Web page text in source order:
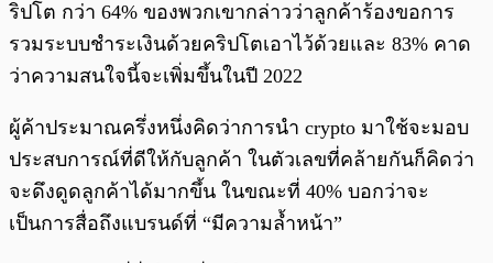
ริปโต กว่า 64% ของพวกเขากล่าวว่าลูกค้าร้องขอการ
รวมระบบชำระเงินด้วยคริปโตเอาไว้ด้วยและ 83% คาด
ว่าความสนใจนี้จะเพิ่มขึ้นในปี 2022
ผู้ค้าประมาณครึ่งหนึ่งคิดว่าการนำ crypto มาใช้จะมอบ
ประสบการณ์ที่ดีให้กับลูกค้า ในตัวเลขที่คล้ายกันก็คิดว่า
จะดึงดูดลูกค้าได้มากขึ้น ในขณะที่ 40% บอกว่าจะ
เป็นการสื่อถึงแบรนด์ที่ “มีความล้ำหน้า”